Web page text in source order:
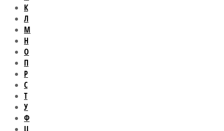
К
Л
М
Н
О
П
Р
С
Т
У
Ф